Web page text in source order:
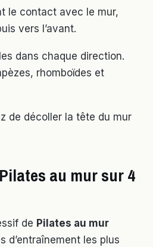
le contact avec le mur,
vers l’avant.
dans chaque direction.
rhomboïdes et
de décoller la tête du mur
au mur sur 4
de Pilates au mur
d’entraînement les plus